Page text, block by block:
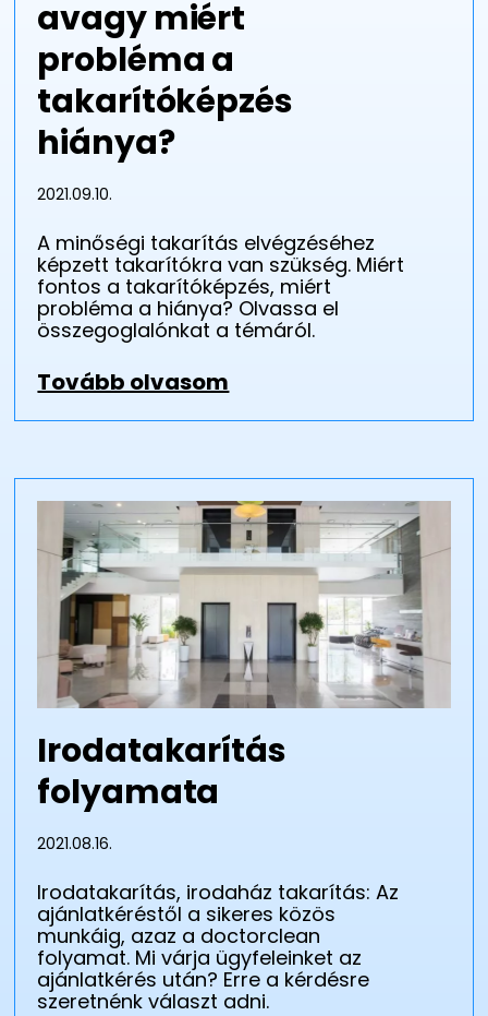
avagy miért
probléma a
takarítóképzés
hiánya?
2021.09.10.
A minőségi takarítás elvégzéséhez
képzett takarítókra van szükség. Miért
fontos a takarítóképzés, miért
probléma a hiánya? Olvassa el
összegoglalónkat a témáról.
Tovább olvasom
Irodatakarítás
folyamata
2021.08.16.
Irodatakarítás, irodaház takarítás: Az
ajánlatkéréstől a sikeres közös
munkáig, azaz a doctorclean
folyamat. Mi várja ügyfeleinket az
ajánlatkérés után? Erre a kérdésre
szeretnénk választ adni.